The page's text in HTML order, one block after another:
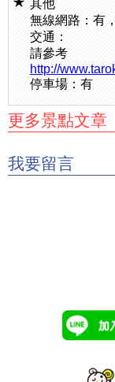
其他
無線網路：有
交通：
請參考
http://
停車場：有
更多景點文章
我要留言